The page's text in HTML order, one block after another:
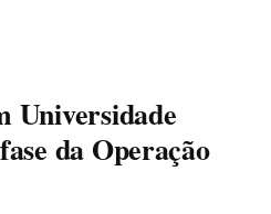
Universidade
da Operação